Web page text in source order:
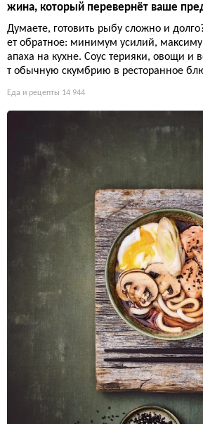
жина, который перевернёт ваше
Думаете, готовить рыбу сложно и
ет обратное: минимум усилий,
апаха на кухне. Соус терияки, овощи и
т обычную скумбрию в ресторанное
Еда и рецепты 14 944